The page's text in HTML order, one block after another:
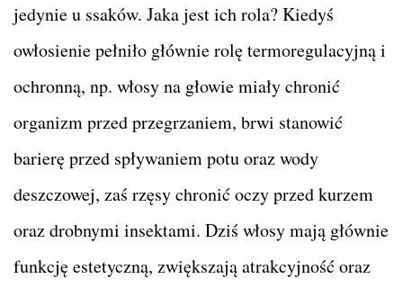
jedynie u ssaków. Jaka jest ich rola? Kiedyś
owłosienie pełniło głównie rolę termoregulacyjną i
ochronną, np. włosy na głowie miały chronić
organizm przed przegrzaniem, brwi stanowić
barierę przed spływaniem potu oraz wody
deszczowej, zaś rzęsy chronić oczy przed kurzem
oraz drobnymi insektami. Dziś włosy mają głównie
funkcję estetyczną, zwiększają atrakcyjność oraz